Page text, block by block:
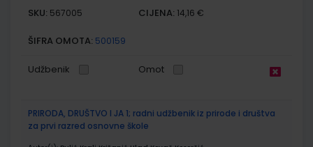
SKU: 567005 CIJENA: 14,16 €
ŠIFRA OMOTA: 500159
Udžbenik Omot
PRIRODA, DRUŠTVO I JA 1; radni udžbenik iz prirode i društva
za prvi razred osnovne škole